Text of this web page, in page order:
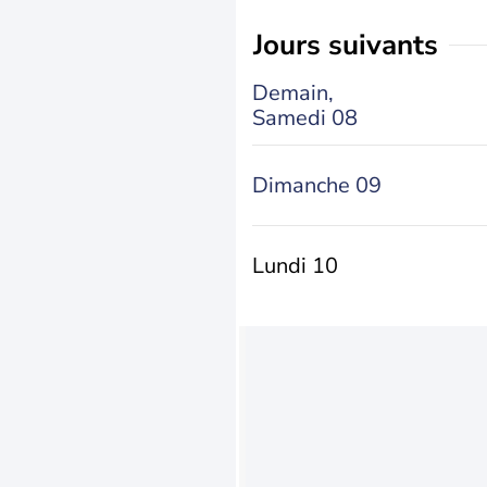
jours suivants
Demain,
Samedi 08
Dimanche 09
Lundi 10